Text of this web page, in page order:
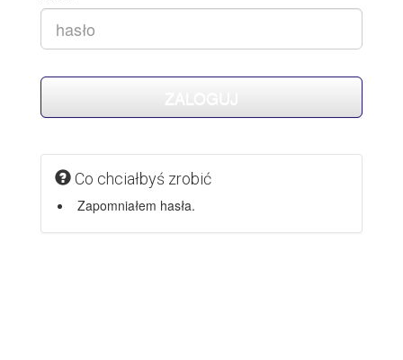
Co chciałbyś zrobić
Zapomniałem hasła.